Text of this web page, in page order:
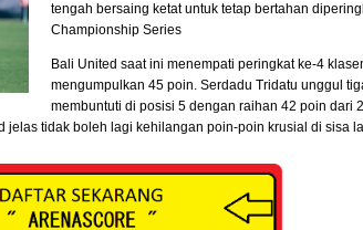
tengah bersaing ketat untuk tetap bertahan
Championship Series
Bali United saat ini menempati peringkat ke-4
mengumpulkan 45 poin. Serdadu Tridatu unggul
membuntuti di posisi 5 dengan raihan 42 poin dari
jelas tidak boleh lagi kehilangan poin-poin krusial di sisa